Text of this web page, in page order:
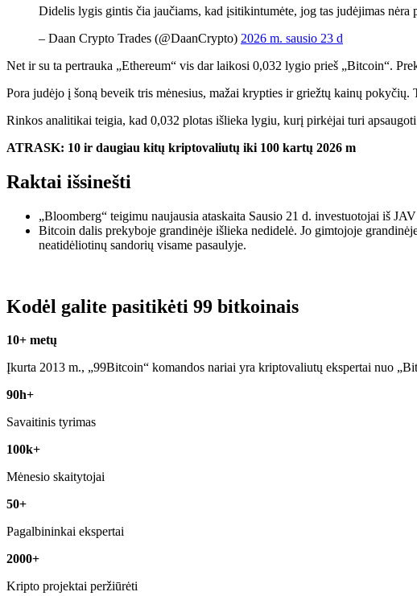
Didelis lygis gintis čia jaučiams, kad įsitikintumėte, jog tas judėjimas nėra
– Daan Crypto Trades (@DaanCrypto) 2026 m. sausio 23 d
Net ir su ta pertrauka „Ethereum“ vis dar laikosi 0,032 lygio prieš „Bitcoin“.
Pora judėjo į šoną beveik tris mėnesius, mažai krypties ir griežtų kainų pokyčių.
Rinkos analitikai teigia, kad 0,032 plotas išlieka lygiu, kurį pirkėjai turi
ATRASK: 10 ir daugiau kitų kriptovaliutų iki 100 kartų 2026 m
Raktai išsinešti
„Bloomberg“ teigimu naujausia ataskaita Sausio 21 d. investuotojai iš
Bitcoin dalis prekyboje grandinėje išlieka nedidelė. Jo gimtojoje
neatidėliotinų sandorių visame pasaulyje.
Kodėl galite pasitikėti 99 bitkoinais
10+ metų
Įkurta 2013 m., „99Bitcoin“ komandos nariai yra kriptovaliutų ekspertai nuo
90h+
Savaitinis tyrimas
100k+
Mėnesio skaitytojai
50+
Pagalbininkai ekspertai
2000+
Kripto projektai peržiūrėti